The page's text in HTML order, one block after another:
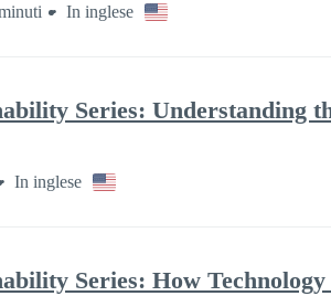
In inglese
Series: Understanding
In inglese
Series: How